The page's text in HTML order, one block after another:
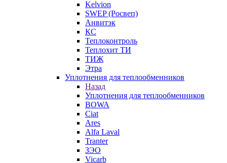
Kelvion
SWEP (Росвеп)
Анвитэк
КС
Теплоконтроль
Теплохит ТИ
ТИЖ
Этра
Уплотнения для теплообменников
Назад
Уплотнения для теплообменников
BOWA
Ciat
Ares
Alfa Laval
Tranter
ЗЭО
Vicarb